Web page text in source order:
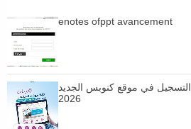
enotes ofppt avancement
التسجيل في موقع كنوبس الجديد inscription site cnops
2026